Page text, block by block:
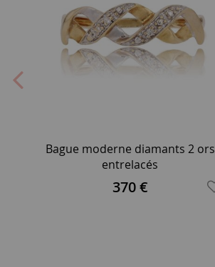
Bague moderne diamants 2 ors
entrelacés
370 €